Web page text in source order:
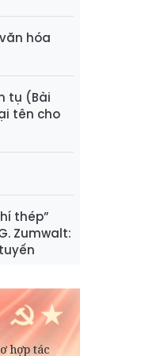
hóa
tụ (Bài
tên cho
thép”
Zumwalt: